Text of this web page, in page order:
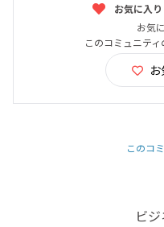
お気に入
お気
このコミュニティ
このコ
ビ